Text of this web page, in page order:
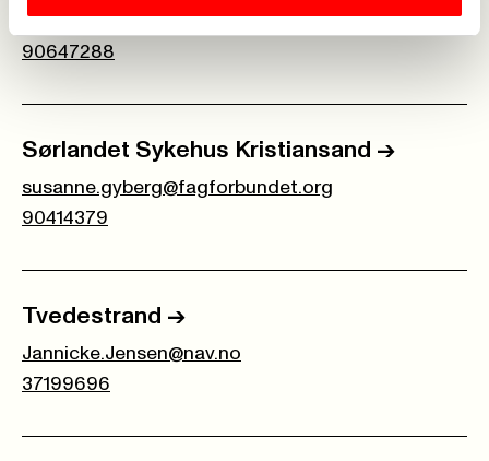
jan.sorensen@sshf.no
90647288
Sørlandet Sykehus Kristiansand ->
susanne.gyberg@fagforbundet.org
90414379
Tvedestrand ->
Jannicke.Jensen@nav.no
37199696